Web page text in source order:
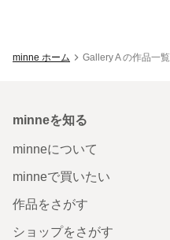
minne ホーム Gallery A の作品一覧
minneを知る
minneについて
minneで買いたい
作品をさがす
ショップをさがす